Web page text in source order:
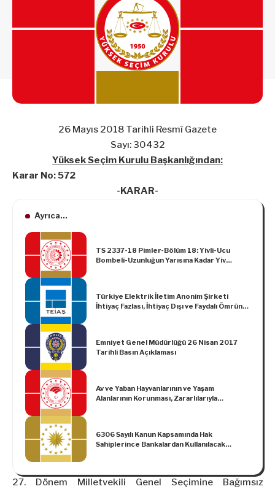
26 Mayıs 2018 Tarihli Resmî Gazete
Sayı: 30432
Yüksek Seçim Kurulu Başkanlığından:
Karar No: 572
-KARAR-
Ayrıca...
TS 2337-18 Pimler-Bölüm 18: Yivli-Ucu
Bombeli-Uzunluğun Yarısına Kadar Yiv
Türkiye Elektrik İletim Anonim Şirketi
İhtiyaç Fazlası, İhtiyaç Dışı ve Faydalı Ömrünü
Değişiklik Yapılmasına Dair Yönetmelik
Emniyet Genel Müdürlüğü 26 Nisan 2017
Tarihli Basın Açıklaması
Av ve Yaban Hayvanlarının ve Yaşam
Alanlarının Korunması, Zararlılarıyla
6306 Sayılı Kanun Kapsamında Hak
Sahiplerince Bankalardan Kullanılacak
(Karar Sayısı: 5144)
27. Dönem Milletvekili Genel Seçimine Bağımsız